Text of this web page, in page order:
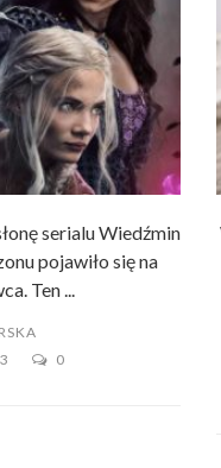
serialu Wiedźmin
pojawiło się na
Ten ...
0